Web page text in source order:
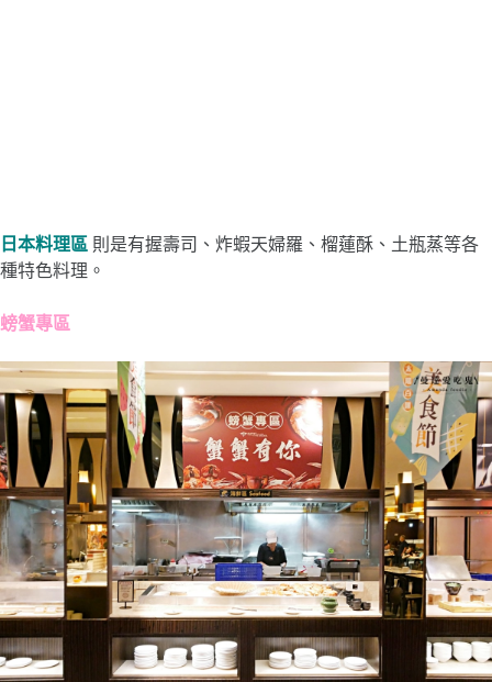
日本料理區 則是有握壽司、炸蝦天婦羅、榴蓮酥、土瓶蒸等各
種特色料理。
螃蟹專區